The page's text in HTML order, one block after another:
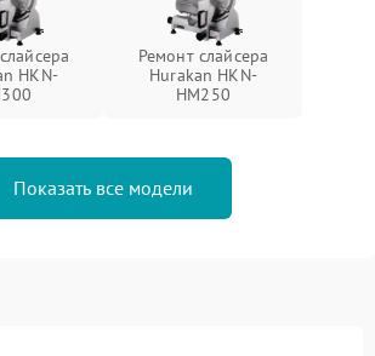
HKN-
Ремонт слайсера
Hurakan HKN-
HM250
Показать все модели